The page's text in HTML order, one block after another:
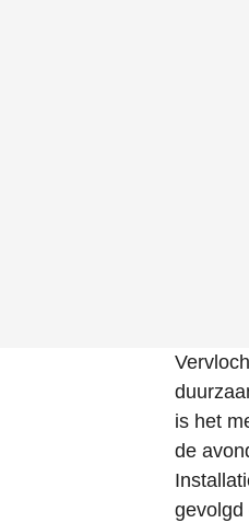
is het
de
gevolgd